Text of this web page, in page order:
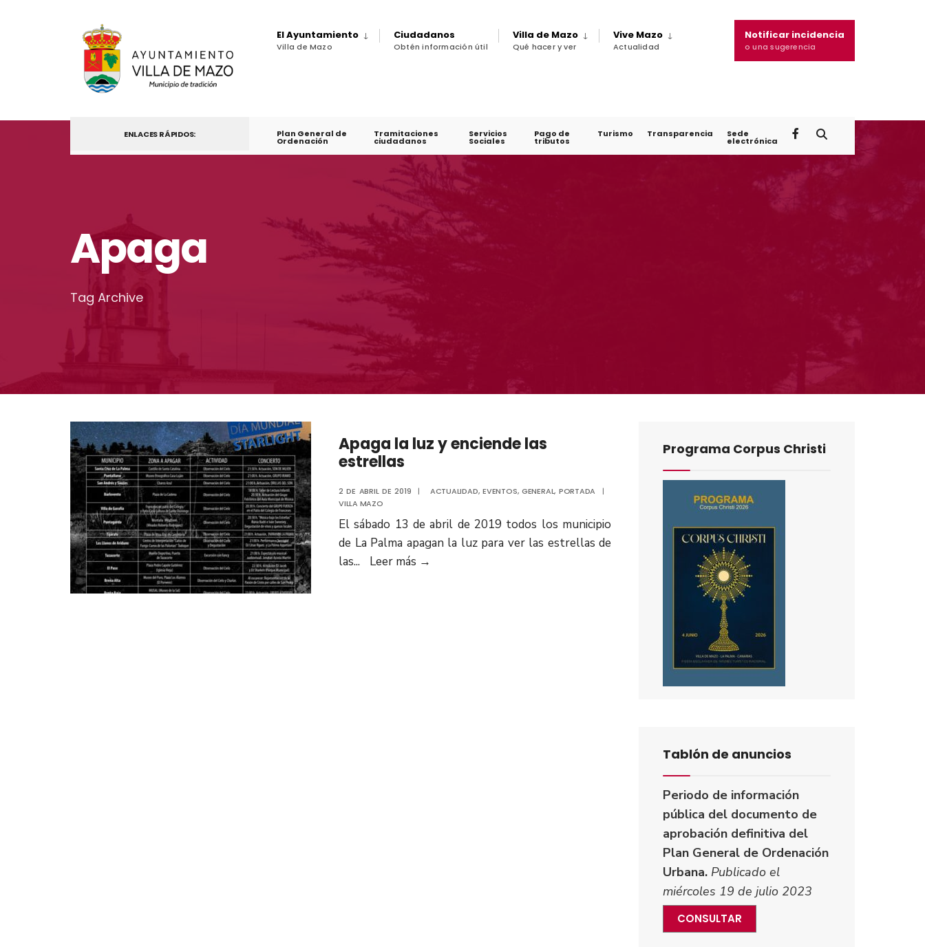
El Ayuntamiento
Villa de Mazo
Ciudadanos
Obtén información útil
Villa de Mazo
Qué hacer y ver
Vive Mazo
Actualidad
Notificar incidencia
o una sugerencia
ENLACES RÁPIDOS: Plan General de
Ordenación
Tramitaciones
ciudadanos
Servicios
Sociales
Pago de
tributos
Turismo Transparencia Sede
electrónica
Apaga
Tag Archive
Apaga la luz y enciende las
estrellas
2 DE ABRIL DE 2019 | ACTUALIDAD,EVENTOS, GENERAL, PORTADA
|
VILLA MAZO
El sábado 13 de abril de 2019 todos los municipio
de La Palma apagan la luz para ver las estrellas de
las... Leer más →
Programa Corpus Christi
Tablón de anuncios
Periodo de información
pública del documento de
aprobación definitiva del
Plan General de Ordenación
Urbana. Publicado el
miércoles 19 de julio 2023
CONSULTAR